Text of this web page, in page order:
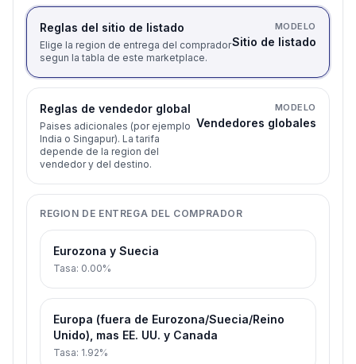
Reglas del sitio de listado
Elige la region de entrega del comprador
segun la tabla de este marketplace.
MODELO
Sitio de listado
Reglas de vendedor global
Paises adicionales (por ejemplo
India o Singapur). La tarifa
depende de la region del
vendedor y del destino.
MODELO
Vendedores globales
REGION DE ENTREGA DEL COMPRADOR
Eurozona y Suecia
Tasa: 0.00%
Europa (fuera de Eurozona/Suecia/Reino
Unido), mas EE. UU. y Canada
Tasa: 1.92%